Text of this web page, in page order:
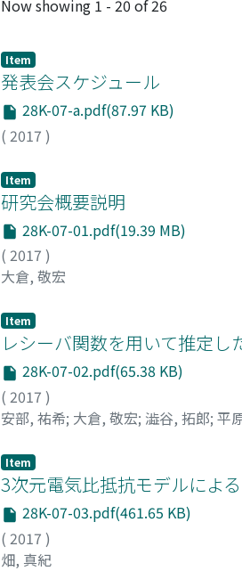
Now showing 1 - 20 of 26
Item
発表会スケジュール
28K-07-a.pdf(87.97 KB)
( 2017 )
Item
研究会概要説明
28K-07-01.pdf(19.39 MB)
( 2017 )
大倉, 敬宏
Item
レシーバ関数を用いて推定
28K-07-02.pdf(65.38 KB)
( 2017 )
安部, 祐希; 大倉, 敬宏; 澁谷, 拓郎; 平
Item
3次元電気比抵抗モデルによ
28K-07-03.pdf(461.65 KB)
( 2017 )
畑, 真紀